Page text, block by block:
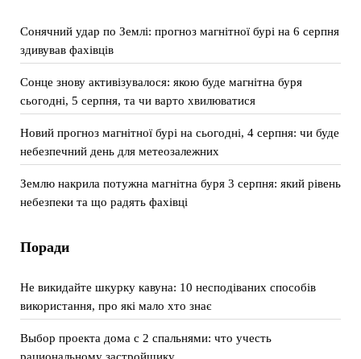
Сонячний удар по Землі: прогноз магнітної бурі на 6 серпня
здивував фахівців
Сонце знову активізувалося: якою буде магнітна буря
сьогодні, 5 серпня, та чи варто хвилюватися
Новий прогноз магнітної бурі на сьогодні, 4 серпня: чи буде
небезпечний день для метеозалежних
Землю накрила потужна магнітна буря 3 серпня: який рівень
небезпеки та що радять фахівці
Поради
Не викидайте шкурку кавуна: 10 несподіваних способів
використання, про які мало хто знає
Выбор проекта дома с 2 спальнями: что учесть
рациональному застройщику